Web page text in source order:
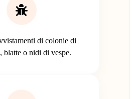
di colonie di
blatte o nidi di vespe.